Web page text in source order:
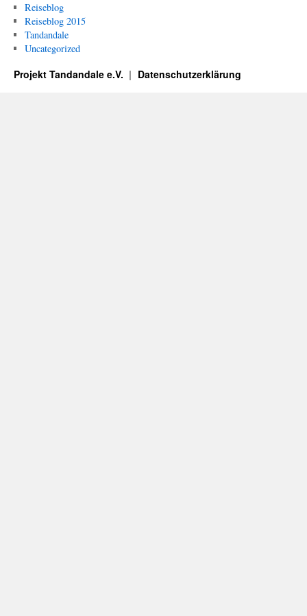
Reiseblog
Reiseblog 2015
Tandandale
Uncategorized
Projekt Tandandale e.V. Datenschutzerklärung